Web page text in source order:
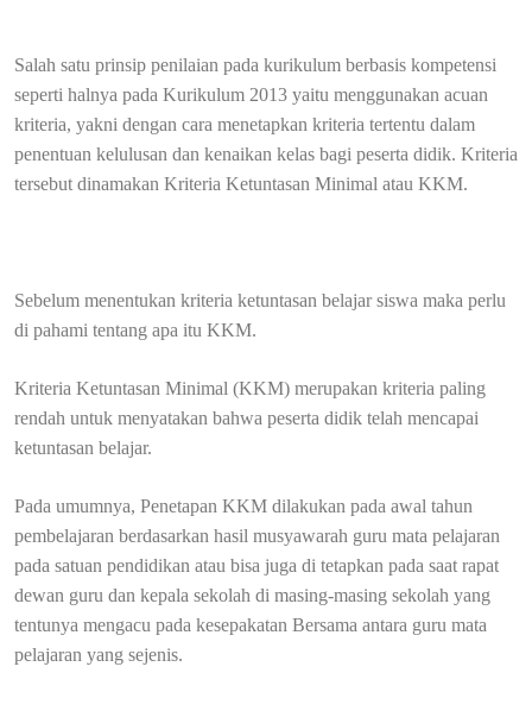
Salah satu prinsip penilaian pada kurikulum berbasis kompetensi
seperti halnya pada Kurikulum 2013 yaitu menggunakan acuan
kriteria, yakni dengan cara menetapkan kriteria tertentu dalam
penentuan kelulusan dan kenaikan kelas bagi peserta didik. Kriteria
tersebut dinamakan Kriteria Ketuntasan Minimal atau KKM.
Sebelum menentukan kriteria ketuntasan belajar siswa maka perlu
di pahami tentang apa itu KKM.
Kriteria Ketuntasan Minimal (KKM) merupakan kriteria paling
rendah untuk menyatakan bahwa peserta didik telah mencapai
ketuntasan belajar.
Pada umumnya, Penetapan KKM dilakukan pada awal tahun
pembelajaran berdasarkan hasil musyawarah guru mata pelajaran
pada satuan pendidikan atau bisa juga di tetapkan pada saat rapat
dewan guru dan kepala sekolah di masing-masing sekolah yang
tentunya mengacu pada kesepakatan Bersama antara guru mata
pelajaran yang sejenis.